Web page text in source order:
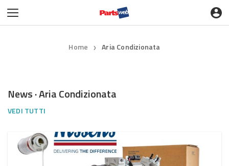
Home ❯ Aria Condizionata
News · Aria Condizionata
VEDI TUTTI